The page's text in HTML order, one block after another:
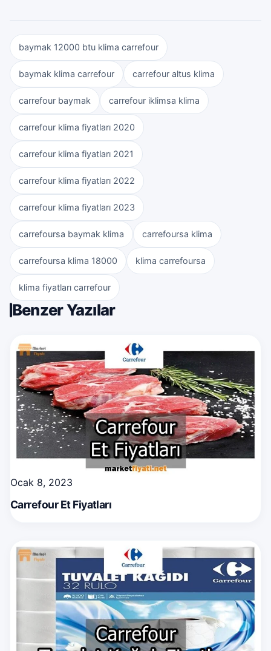
baymak 12000 btu klima carrefour
baymak klima carrefour carrefour altus klima
carrefour baymak carrefour iklimsa klima
carrefour klima fiyatları 2020
carrefour klima fiyatları 2021
carrefour klima fiyatları 2022
carrefour klima fiyatları 2023
carrefoursa baymak klima carrefoursa klima
carrefoursa klima 18000 klima carrefoursa
klima fiyatları carrefour
Benzer Yazılar
Ocak 8, 2023
Carrefour Et Fiyatları